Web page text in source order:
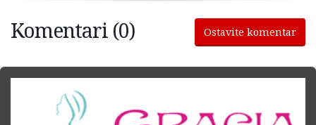
Komentari (0) Ostavite komentar